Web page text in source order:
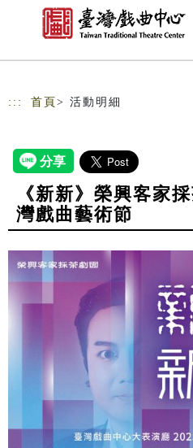
跳到主要內容
網站導覽
::: 首頁 > 活動明細
《新新》榮興客家
灣戲曲藝術節